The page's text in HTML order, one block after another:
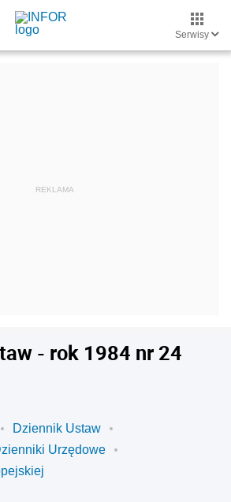
Serwisy
- rok 1984 nr 24
Dziennik Ustaw
Urzędowe